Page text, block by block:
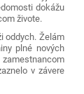
dokážu
živote.
oddych. Želám
plné nových
v závere